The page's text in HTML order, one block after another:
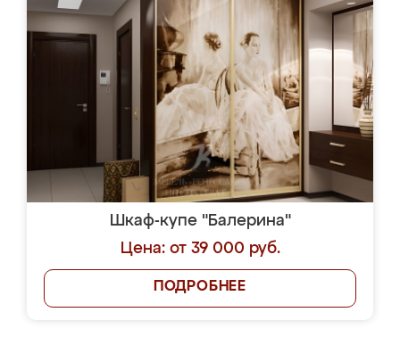
Шкаф-купе "Балерина"
Цена: от 39 000 руб.
ПОДРОБНЕЕ